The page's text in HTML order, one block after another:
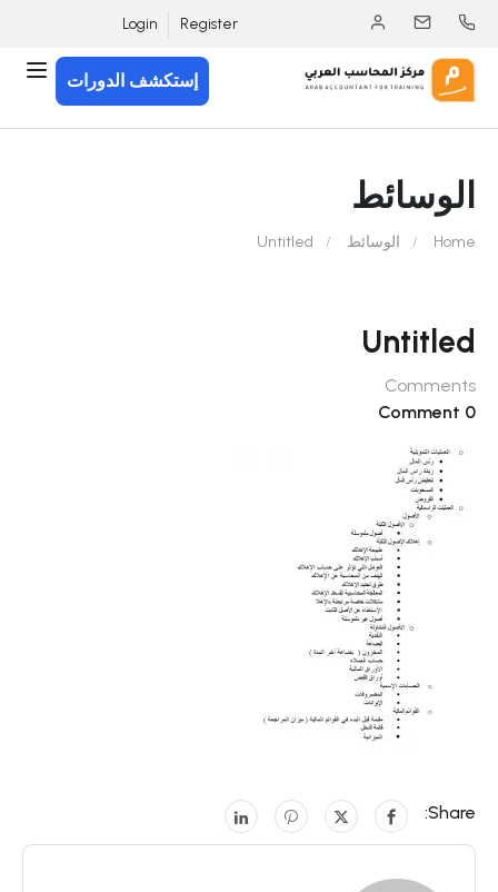
Register
Login
إستكشف الدورات
الوسائط
Home الوسائط Untitled
Untitled
Comments
0 Comment
Share: